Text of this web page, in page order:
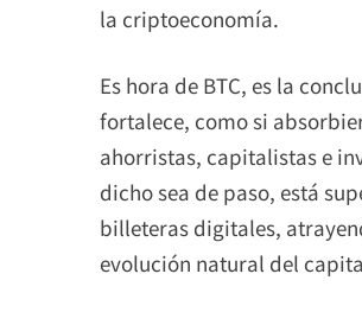
la criptoeconomía.
Es hora de BTC, es la
fortalece, como si
ahorristas, capitalistas e
dicho sea de paso, está
billeteras digitales,
evolución natural del